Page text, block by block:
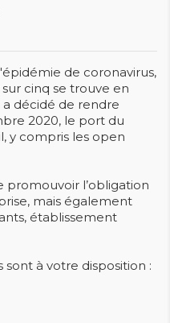
de coronavirus,
cinq se trouve en
décidé de rendre
2020, le port du
y compris les open
promouvoir l’obligation
mais également
établissement
à votre disposition :